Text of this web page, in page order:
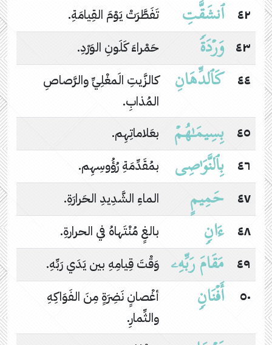
٤٢ ٱنشَقَّتِ
تَفَطَّرَتْ يَوْمَ القِيامَةِ.
٤٣
وَرۡدَةࣰ
حَمْراءَ كَلَونِ الوَرْدِ.
٤٤
كَٱلدِّهَانِ
كالزَّيتِ الَمغْلِيِّ والرَّصاصِ
المُذابِ.
٤٥
بِسِیمَـٰهُمۡ
بعَلاماتِهِم.
٤٦
بِٱلنَّوَ ٰ⁠صِی
بمُقَدِّمَةِ رُؤُوسِهِم.
٤٧
حَمِیمٍ
الماءِ الشَّدِيدِ الحَرارَةِ.
٤٨
ءَانࣲ
بالغٍ مُنْتَهاهُ في الحرارةِ.
٤٩
مَقَامَ رَبِّهِۦ
وَقْتَ قِيامِهِ بين يَدَي رَبِّهِ.
٥٠
أَفۡنَانࣲ
أغْصانٍ نَضِرَةٍ مِنَ الفَوَاكِهِ
والثِّمارِ.